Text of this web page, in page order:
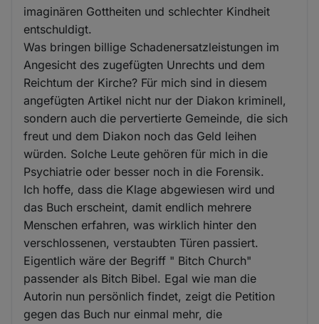
imaginären Gottheiten und schlechter Kindheit
entschuldigt.
Was bringen billige Schadenersatzleistungen im
Angesicht des zugefügten Unrechts und dem
Reichtum der Kirche? Für mich sind in diesem
angefügten Artikel nicht nur der Diakon kriminell,
sondern auch die pervertierte Gemeinde, die sich
freut und dem Diakon noch das Geld leihen
würden. Solche Leute gehören für mich in die
Psychiatrie oder besser noch in die Forensik.
Ich hoffe, dass die Klage abgewiesen wird und
das Buch erscheint, damit endlich mehrere
Menschen erfahren, was wirklich hinter den
verschlossenen, verstaubten Türen passiert.
Eigentlich wäre der Begriff " Bitch Church"
passender als Bitch Bibel. Egal wie man die
Autorin nun persönlich findet, zeigt die Petition
gegen das Buch nur einmal mehr, die